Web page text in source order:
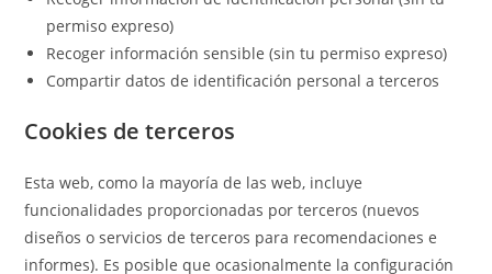
permiso expreso)
Recoger información sensible (sin tu permiso expreso)
Compartir datos de identificación personal a terceros
Cookies de terceros
Esta web, como la mayoría de las web, incluye
funcionalidades proporcionadas por terceros (nuevos
diseños o servicios de terceros para recomendaciones e
informes). Es posible que ocasionalmente la configuración